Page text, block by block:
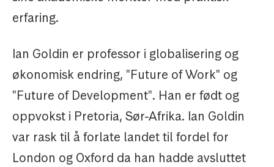
erfaring.
Ian Goldin er professor i globalisering og
økonomisk endring, "Future of Work" og
"Future of Development". Han er født og
oppvokst i Pretoria, Sør-Afrika. Ian Goldin
var rask til å forlate landet til fordel for
London og Oxford da han hadde avsluttet